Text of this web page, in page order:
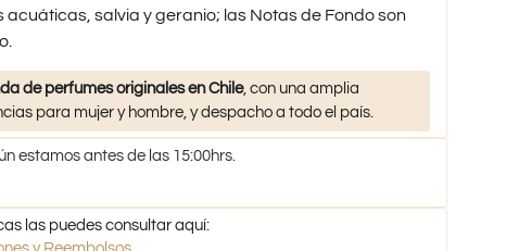
acuáticas, salvia y geranio; las Notas de Fondo son
de perfumes originales en Chile, con una amplia
para mujer y hombre, y despacho a todo el país.
estamos antes de las 15:00hrs.
las puedes consultar aquí: